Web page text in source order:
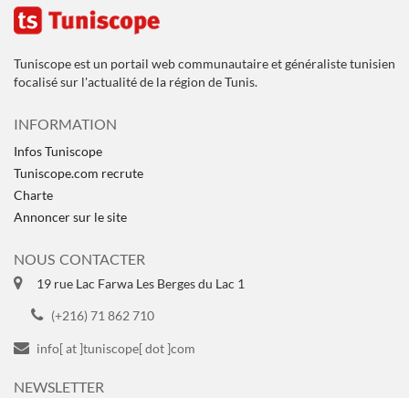
Tuniscope est un portail web communautaire et généraliste tunisien
focalisé sur l'actualité de la région de Tunis.
INFORMATION
Infos Tuniscope
Tuniscope.com recrute
Charte
Annoncer sur le site
NOUS CONTACTER
19 rue Lac Farwa Les Berges du Lac 1
(+216) 71 862 710
info[ at ]tuniscope[ dot ]com
NEWSLETTER